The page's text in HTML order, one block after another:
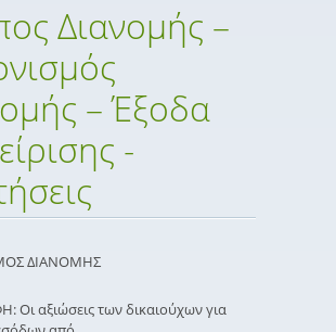
Διανομής –
– Έξοδα
-
ΔΙΑΝΟΜΗΣ
Οι αξιώσεις των δικαιούχων για